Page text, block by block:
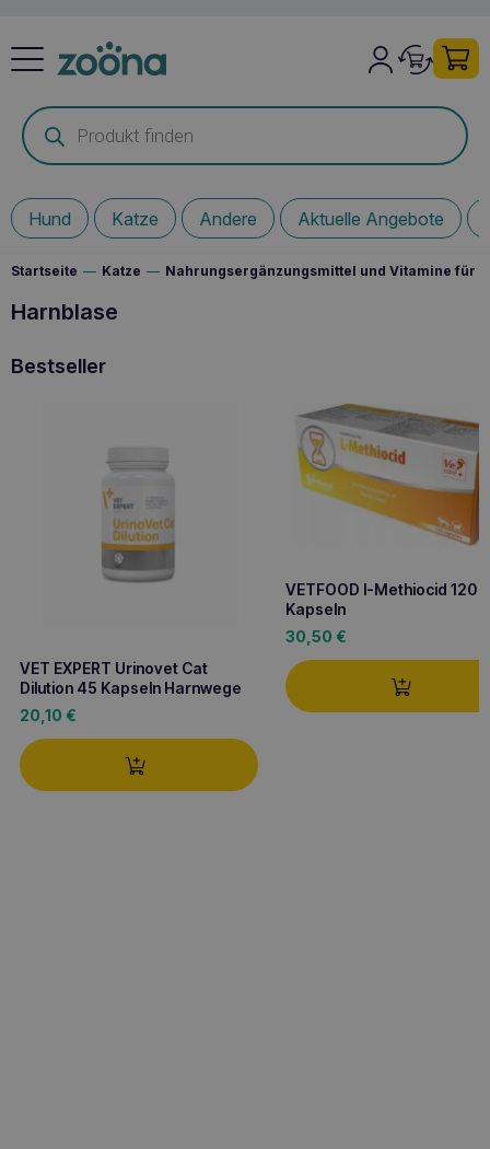
Products
search
Hund Katze Andere Aktuelle Angebote
Startseite — Katze — Nahrungsergänzungsmittel und Vitamine für
Harnblase
Bestseller
VET EXPERT Urinovet Cat
Dilution 45 Kapseln Harnwege
20,10 €
VETFOOD l-Methiocid 120
Kapseln
30,50 €